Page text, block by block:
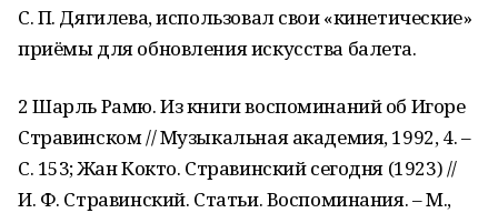
С. П. Дягилева, использовал свои «кинетические»
приёмы для обновления искусства балета.
2 Шарль Рамю. Из книги воспоминаний об Игоре
Стравинском // Музыкальная академия, 1992, 4. –
С. 153; Жан Кокто. Стравинский сегодня (1923) //
И. Ф. Стравинский. Статьи. Воспоминания. – М.,